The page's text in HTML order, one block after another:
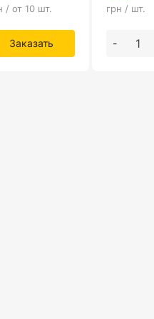
/ от 10 шт.
Заказать
грн / шт.
-